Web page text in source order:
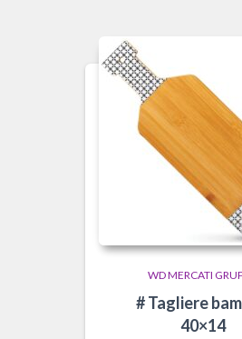
WD MERCATI
# Tagliere
40×14